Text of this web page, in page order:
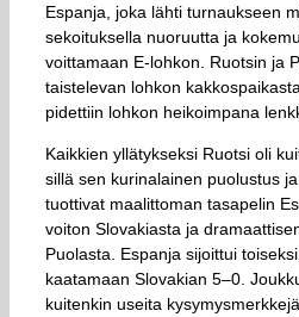
Espanja, joka lähti turnaukseen
sekoituksella nuoruutta ja
voittamaan E-lohkon. Ruotsin ja
taistelevan lohkon
pidettiin lohkon heikoimpana
Kaikkien yllätykseksi Ruotsi oli
sillä sen kurinalainen puolustus
tuottivat maalittoman tasapelin
voiton Slovakiasta ja
Puolasta. Espanja sijoittui
kaatamaan Slovakian 5–0.
kuitenkin useita